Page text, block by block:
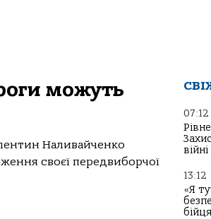
можуть
Наливайченко
своєї передвиборчої
07:12
війні
13:12
«Я